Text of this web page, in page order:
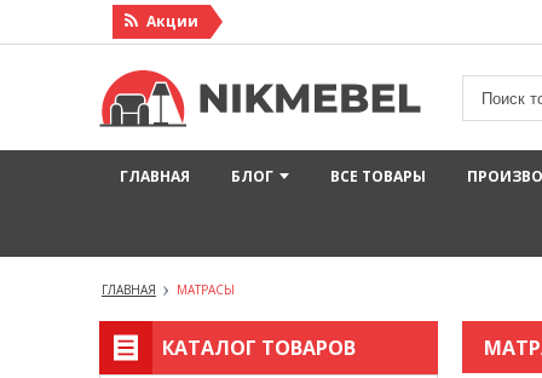
Акции
ГЛАВНАЯ БЛОГ ВСЕ ТОВАРЫ
ГЛАВНАЯ МАТРАСЫ
КАТАЛОГ ТОВАРОВ